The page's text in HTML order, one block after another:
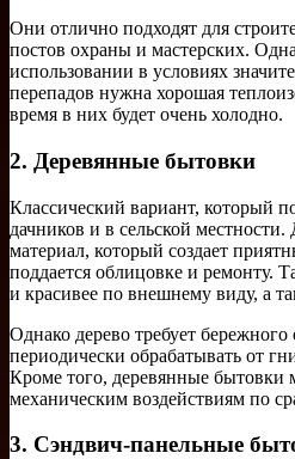
Они отлично подходят для
постов охраны и мастерских.
использовании в условиях
перепадов нужна хорошая
время в них будет очень холодно.
2. Деревянные бытовки
Классический вариант, который
дачников и в сельской
материал, который создает
поддается облицовке и ремонту.
и красивее по внешнему виду, а
Однако дерево требует
периодически обрабатывать от
Кроме того, деревянные бытовки
механическим воздействиям по
3. Сэндвич-панельные